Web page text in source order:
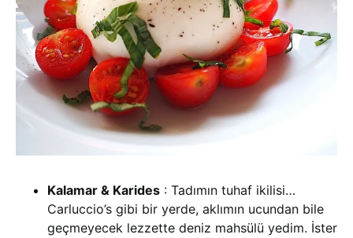
Kalamar & Karides : Tadımın tuhaf ikilisi…
Carluccio’s gibi bir yerde, aklımın ucundan bile
geçmeyecek lezzette deniz mahsülü yedim. İster